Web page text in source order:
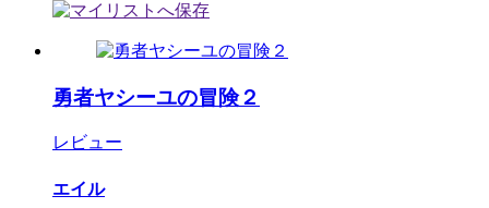
勇者ヤシーユの冒険２
レビュー
エイル